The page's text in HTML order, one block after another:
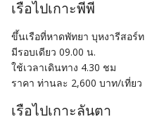
เรือไปเกาะพีพี
ขึ้นเรือที่หาดพัทยา บุหงารีสอร์ท
มีรอบเดียว 09.00 น.
ใช้เวลาเดินทาง 4.30 ชม
ราคา ท่านละ 2,600 บาท/เที่ยว
เรือไปเกาะลันตา